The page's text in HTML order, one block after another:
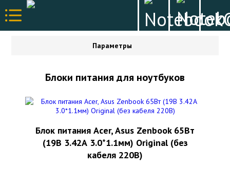
Параметры
Блоки питания для ноутбуков
Блок питания Acer, Asus Zenbook 65Вт
(19В 3.42А 3.0*1.1мм) Original (без
кабеля 220В)